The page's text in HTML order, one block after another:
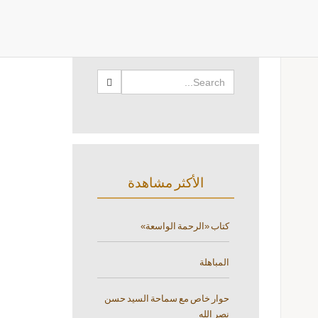
الأكثر مشاهدة
كتاب «الرحمة الواسعة»
المباهلة
حوار خاص مع سماحة السيد حسن
نصر الله